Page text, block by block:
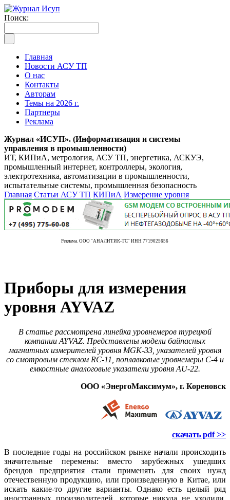
Поиск:
Главная
Новости АСУ ТП
О нас
Контакты
Авторам
Темы на 2026 г.
Партнеры
Реклама
Журнал «ИСУП». (Информатизация и системы
управления в промышленности)
ИТ, КИПиА, метрология, АСУ ТП, энергетика, АСКУЭ,
промышленный интернет, контроллеры, экология,
электротехника, автоматизации в промышленности,
испытательные системы, промышленная безопасность
Главная Статьи АСУ ТП КИПиА Измерение уровня
Реклама. ООО "АНАЛИТИК-ТС" ИНН 7719025656
Приборы для измерения
уровня AYVAZ
В статье рассмотрена линейка уровнемеров турецкой
компании AYVAZ. Представлены модели байпасных
магнитных измерителей уровня MGK-33, указателей уровня
со смотровым стеклом RC-11, поплавковые уровнемеры С-4 и
емкостные аналоговые указатели уровня AU-22.
ООО «ЭнергоМаксимум», г. Кореновск
скачать pdf >>
В последние го­ды на российском рынке начали происходить
значительные перемены: вместо зарубежных ушедших
брендов предприятия стали применять для своих нужд
отечественную продукцию, или произведенную в Китае, или
искать какие-то другие варианты. Однако есть целый ряд